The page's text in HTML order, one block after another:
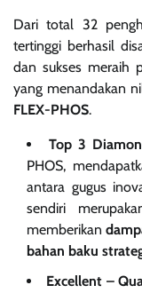
Dari total 32
tertinggi berhasil
dan sukses meraih
yang menandakan
FLEX-PHOS.
Top 3
PHOS,
antara gugus
sendiri
memberikan
bahan baku
Excellent –